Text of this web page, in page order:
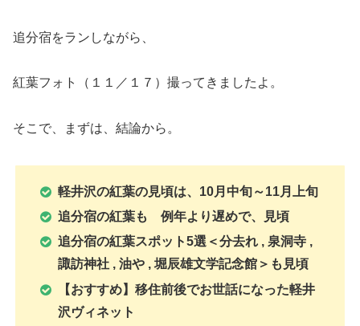
追分宿をランしながら、
紅葉フォト（１１／１７）撮ってきましたよ。
そこで、まずは、結論から。
軽井沢の紅葉の見頃は、10月中旬～11月上旬
追分宿の紅葉も 例年より遅めで、見頃
追分宿の紅葉スポット5選＜分去れ ,泉洞寺 ,
諏訪神社 ,油や ,堀辰雄文学記念館 ＞も見頃
【おすすめ】移住前後でお世話になった軽井
沢ヴィネット